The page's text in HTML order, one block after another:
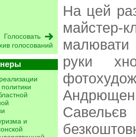
голосований
и
На цей
малювати
руки